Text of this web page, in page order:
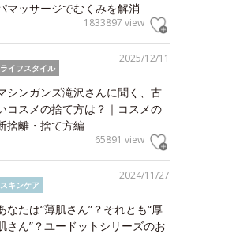
マッサージでむくみを解消
1833897 view
2025/12/11
ライフスタイル
シンガンズ滝沢さんに聞く、古
コスメの捨て方は？｜コスメの
捨離・捨て方編
65891 view
2024/11/27
スキンケア
なたは“薄肌さん”？それとも“厚
さん”？ユードットシリーズのお